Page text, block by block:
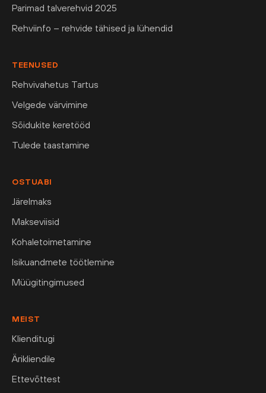
Parimad talverehvid 2025
Rehviinfo – rehvide tähised ja lühendid
TEENUSED
Rehvivahetus Tartus
Velgede värvimine
Sõidukite keretööd
Tulede taastamine
OSTUABI
Järelmaks
Makseviisid
Kohaletoimetamine
Isikuandmete töötlemine
Müügitingimused
MEIST
Klienditugi
Ärikliendile
Ettevõttest